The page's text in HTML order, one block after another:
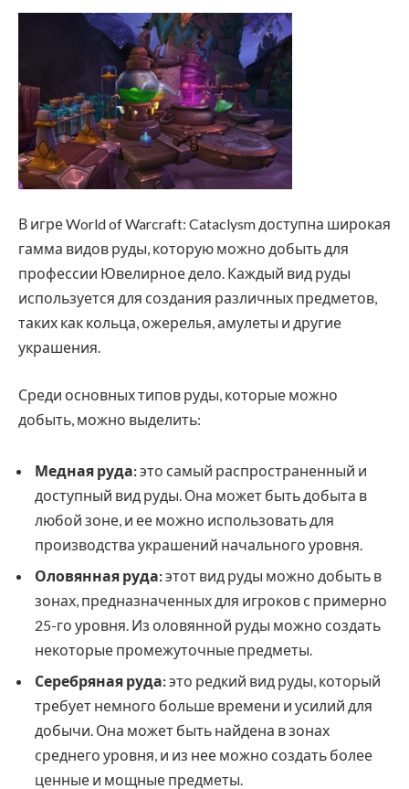
В игре World of Warcraft: Cataclysm доступна широкая
гамма видов руды, которую можно добыть для
профессии Ювелирное дело. Каждый вид руды
используется для создания различных предметов,
таких как кольца, ожерелья, амулеты и другие
украшения.
Среди основных типов руды, которые можно
добыть, можно выделить:
Медная руда:это самый распространенный и
доступный вид руды. Она может быть добыта в
любой зоне, и ее можно использовать для
производства украшений начального уровня.
Оловянная руда:этот вид руды можно добыть в
зонах, предназначенных для игроков с примерно
25-го уровня. Из оловянной руды можно создать
некоторые промежуточные предметы.
Серебряная руда:это редкий вид руды, который
требует немного больше времени и усилий для
добычи. Она может быть найдена в зонах
среднего уровня, и из нее можно создать более
ценные и мощные предметы.